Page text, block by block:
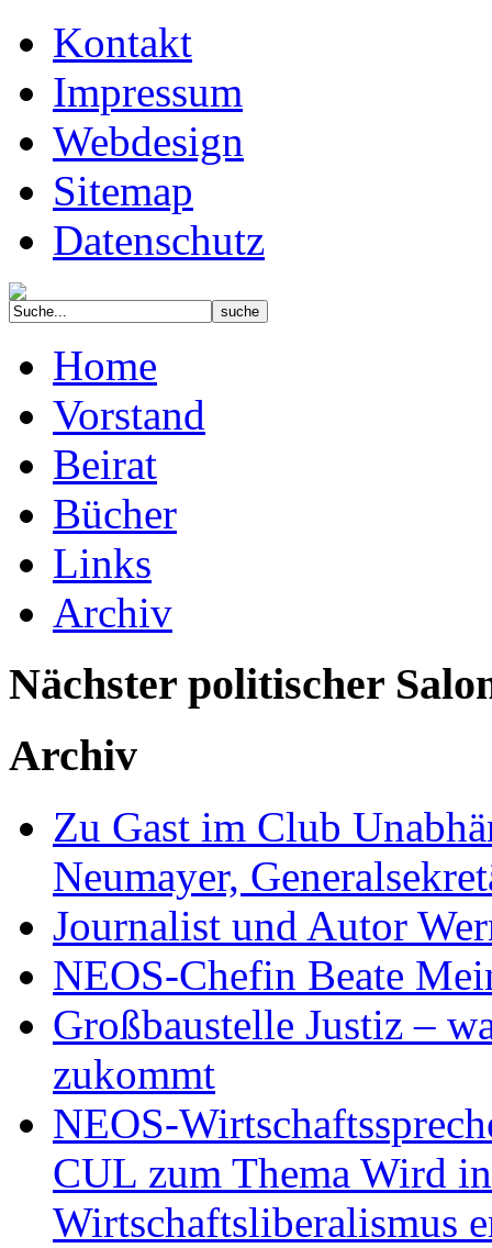
Kontakt
Impressum
Webdesign
Sitemap
Datenschutz
Home
Vorstand
Beirat
Bücher
Links
Archiv
Nächster politischer
Archiv
Zu Gast im Club
Neumayer,
Journalist und Autor
NEOS-Chefin Beate
Großbaustelle Justiz –
zukommt
NEOS-
CUL zum Thema Wird
Wirtschaftsliberalismus